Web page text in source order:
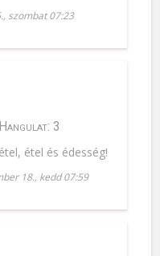
szombat 07:23
3
étel és édesség!
18., kedd 07:59